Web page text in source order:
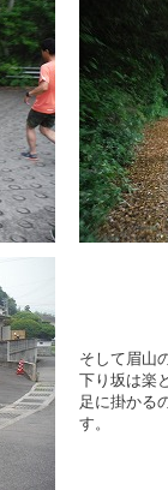
そして眉山
下り坂は楽
足に掛かる
す。